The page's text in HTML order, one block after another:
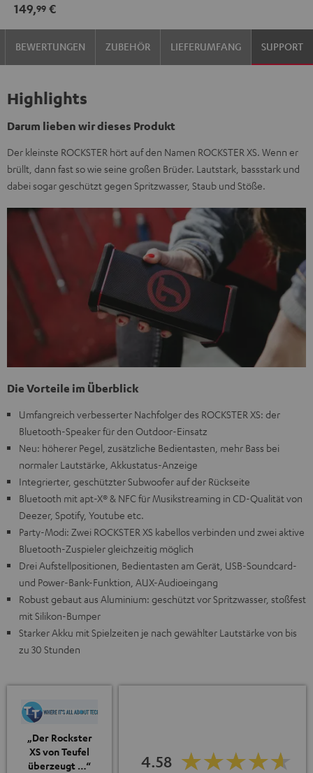
149,99 €
BEWERTUNGEN ZUBEHÖR LIEFERUMFANG SUPPORT
Highlights
Darum lieben wir dieses Produkt
Der kleinste ROCKSTER hört auf den Namen ROCKSTER XS. Wenn er
brüllt, dann fast so wie seine großen Brüder. Lautstark, bassstark und
dabei sogar geschützt gegen Spritzwasser, Staub und Stöße.
Die Vorteile im Überblick
Umfangreich verbesserter Nachfolger des ROCKSTER XS: der
Bluetooth-Speaker für den Outdoor-Einsatz
Neu: höherer Pegel, zusätzliche Bedientasten, mehr Bass bei
normaler Lautstärke, Akkustatus-Anzeige
Integrierter, geschützter Subwoofer auf der Rückseite
Bluetooth mit apt-X® & NFC für Musikstreaming in CD-Qualität von
Deezer, Spotify, Youtube etc.
Party-Modi: Zwei ROCKSTER XS kabellos verbinden und zwei aktive
Bluetooth-Zuspieler gleichzeitig möglich
Drei Aufstellpositionen, Bedientasten am Gerät, USB-Soundcard-
und Power-Bank-Funktion, AUX-Audioeingang
Robust gebaut aus Aluminium: geschützt vor Spritzwasser, stoßfest
mit Silikon-Bumper
Starker Akku mit Spielzeiten je nach gewählter Lautstärke von bis
zu 30 Stunden
„Der Rockster
XS von Teufel
überzeugt …“
4.58